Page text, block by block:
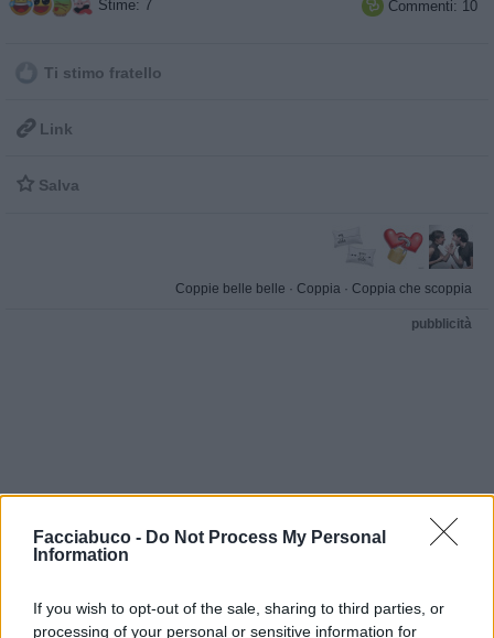
Facciabuco - Do Not Process My Personal
Information
If you wish to opt-out of the sale, sharing to third parties, or
processing of your personal or sensitive information for
Stime: 7  Commenti: 10
Ti stimo fratello
 Link
 Salva
Coppie belle belle · Coppia · Coppia che scoppia
pubblicità